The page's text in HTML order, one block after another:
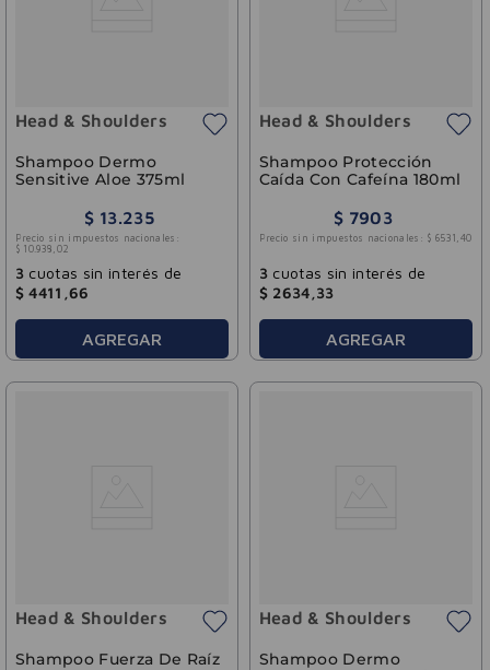
Head & Shoulders
Shampoo Dermo
Sensitive Aloe 375ml
$ 13.235
Precio sin impuestos nacionales:
$ 10.938 , 02
3 cuotas sin interés de
$ 4411 ,66
AGREGAR
Head & Shoulders
Shampoo Protección
Caída Con Cafeína 180ml
$ 7903
Precio sin impuestos nacionales: $ 6531 , 40
3 cuotas sin interés de
$ 2634,33
AGREGAR
Head & Shoulders
Shampoo Fuerza De Raíz
Head & Shoulders
Shampoo Dermo